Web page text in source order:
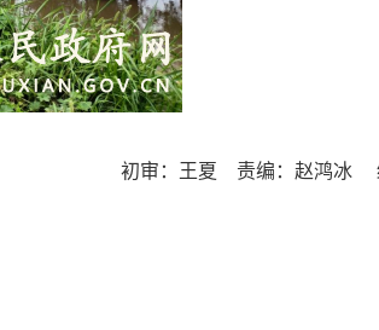
初审：王夏 责编：赵鸿冰